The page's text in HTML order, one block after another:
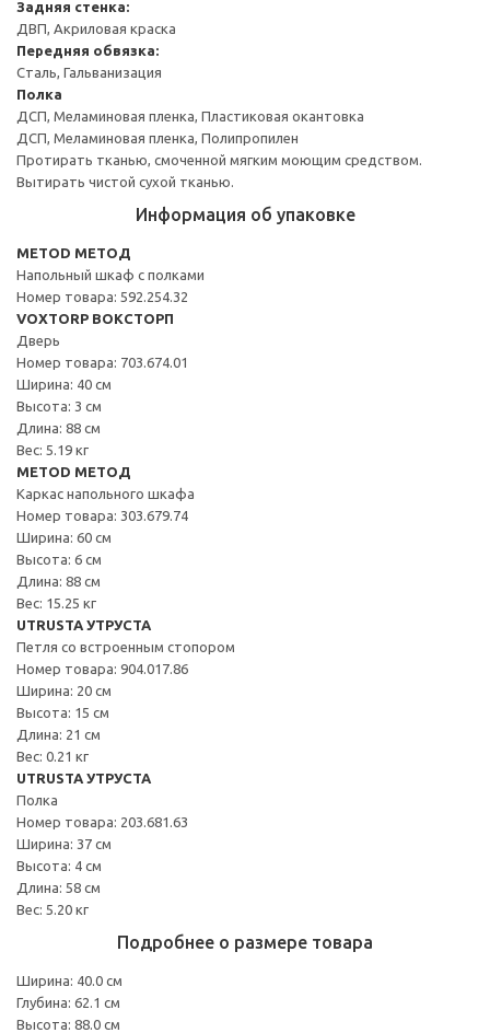
Задняя стенка:
ДВП, Акриловая краска
Передняя обвязка:
Сталь, Гальванизация
Полка
ДСП, Меламиновая пленка, Пластиковая окантовка
ДСП, Меламиновая пленка, Полипропилен
Протирать тканью, смоченной мягким моющим средством.
Вытирать чистой сухой тканью.
Информация об упаковке
METOD МЕТОД
Напольный шкаф с полками
Номер товара: 592.254.32
VOXTORP ВОКСТОРП
Дверь
Номер товара: 703.674.01
Ширина: 40 см
Высота: 3 см
Длина: 88 см
Вес: 5.19 кг
METOD МЕТОД
Каркас напольного шкафа
Номер товара: 303.679.74
Ширина: 60 см
Высота: 6 см
Длина: 88 см
Вес: 15.25 кг
UTRUSTA УТРУСТА
Петля со встроенным стопором
Номер товара: 904.017.86
Ширина: 20 см
Высота: 15 см
Длина: 21 см
Вес: 0.21 кг
UTRUSTA УТРУСТА
Полка
Номер товара: 203.681.63
Ширина: 37 см
Высота: 4 см
Длина: 58 см
Вес: 5.20 кг
Подробнее о размере товара
Ширина: 40.0 см
Глубина: 62.1 см
Высота: 88.0 см